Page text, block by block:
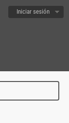
Iniciar sesión